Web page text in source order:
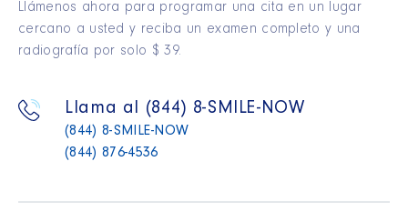
Llámenos ahora para programar una cita en un lugar
cercano a usted y reciba un examen completo y una
radiografía por solo $ 39.
Llama al (844) 8-SMILE-NOW
(844) 8-SMILE-NOW
(844) 876-4536